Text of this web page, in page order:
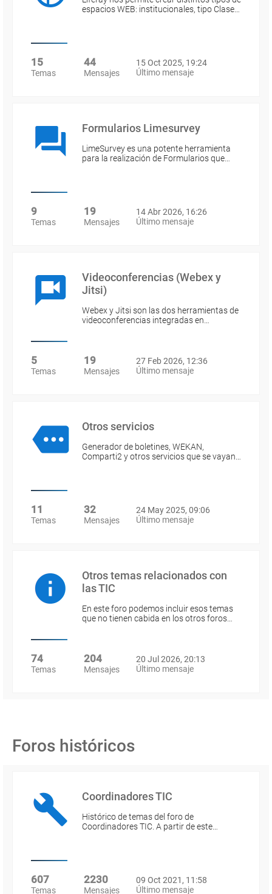
espacios WEB: institucionales, tipo Clase…
15
Temas
44
Mensajes
15 Oct 2025, 19:24
Último mensaje
Formularios Limesurvey
LimeSurvey es una potente herramienta
para la realización de Formularios que…
9
Temas
19
Mensajes
14 Abr 2026, 16:26
Último mensaje
Videoconferencias (Webex y
Jitsi)
Webex y Jitsi son las dos herramientas de
videoconferencias integradas en…
5
Temas
19
Mensajes
27 Feb 2026, 12:36
Último mensaje
Otros servicios
Generador de boletines, WEKAN,
Comparti2 y otros servicios que se vayan…
11
Temas
32
Mensajes
24 May 2025, 09:06
Último mensaje
Otros temas relacionados con
las TIC
En este foro podemos incluir esos temas
que no tienen cabida en los otros foros…
74
Temas
204
Mensajes
20 Jul 2026, 20:13
Último mensaje
Foros históricos
Coordinadores TIC
Histórico de temas del foro de
Coordinadores TIC. A partir de este…
607
Temas
2230
Mensajes
09 Oct 2021, 11:58
Último mensaje